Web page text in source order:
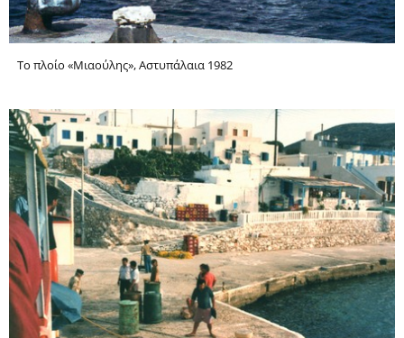
Το πλοίο «Μιαούλης», Αστυπάλαια 1982